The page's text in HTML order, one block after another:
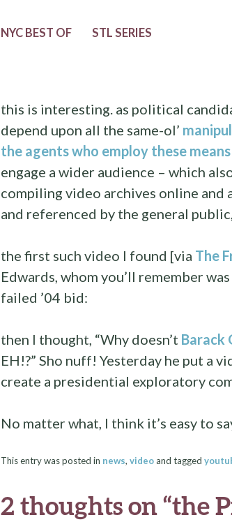
NYC BEST OF STL SERIES
this is interesting. as political
depend upon all the same-ol’
the agents who employ these means
engage a wider audience – which
compiling video archives online
and referenced by the general
the first such video I found [via The
Edwards, whom you’ll remember
failed ’04 bid:
then I thought, “Why doesn’t Barack
EH!?” Sho nuff! Yesterday he put a
create a presidential exploratory
No matter what, I think it’s easy to
This entry was posted in news, videoand tagged
2 thoughts on “the